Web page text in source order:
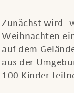
Zunächst wird -
Weihnachten
auf dem
aus der
100 Kinder